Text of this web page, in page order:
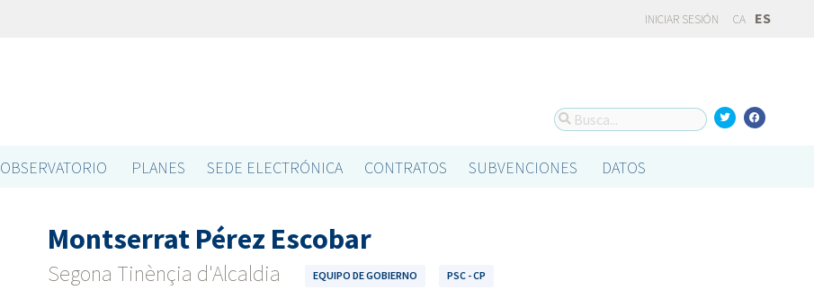
INICIAR SESIÓN CA ES
OBSERVATORIO PLANES SEDE ELECTRÓNICA CONTRATOS SUBVENCIONES DATOS
Montserrat Pérez Escobar
Segona Tinènçia d'Alcaldia EQUIPO DE GOBIERNO PSC - CP